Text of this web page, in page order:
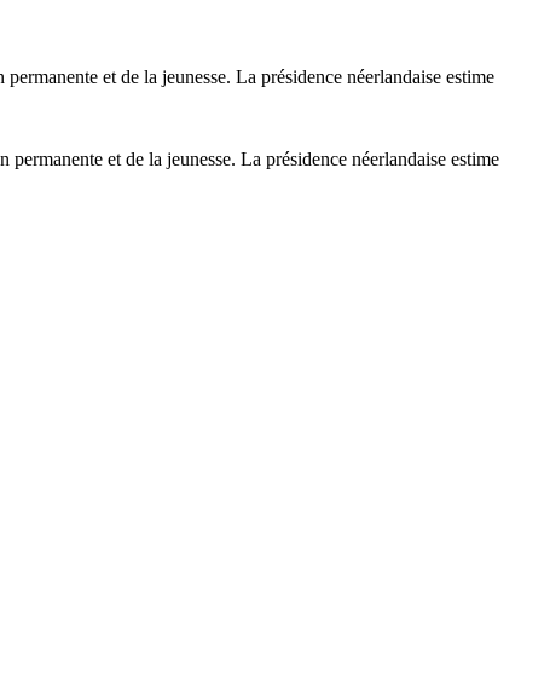
et de la jeunesse. La présidence néerlandaise estime
et de la jeunesse. La présidence néerlandaise estime